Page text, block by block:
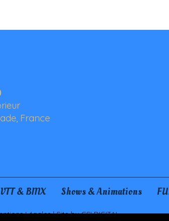
France
& BMX Shows & Animations
Légales | Site by CSI DIGITAL